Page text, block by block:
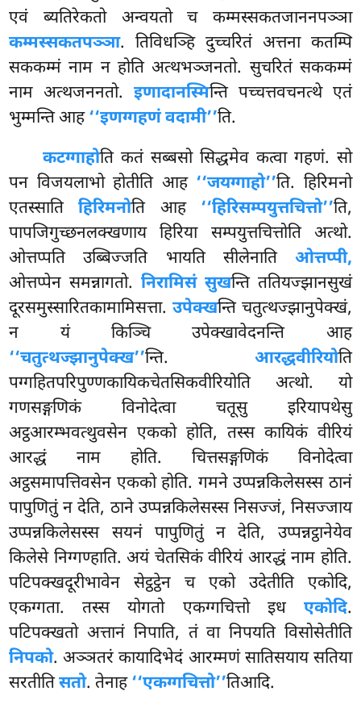
एवं ब्यतिरेकतो अन्वयतो च कम्मस्सकतजाननपञ्ञा
कम्मस्सकतपञ्ञा. तिविधञ्हि दुच्चरितं अत्तना कतम्पि
सककम्मं नाम न होति अत्थभञ्जनतो. सुचरितं सककम्मं
नाम अत्थजननतो. इणादानस्मिन्ति पच्चत्तवचनत्थे एतं
भुम्मन्ति आह‘‘इणग्गहणं वदामी’’ति.
कटग्गाहोति कतं सब्बसो सिद्धमेव कत्वा गहणं. सो
पन विजयलाभो होतीति आह ‘‘जयग्गाहो’’ति. हिरिमनो
एतस्सातिहिरिमनोति आह ‘‘हिरिसम्पयुत्तचित्तो’’ति,
पापजिगुच्छनलक्खणाय हिरिया सम्पयुत्तचित्तोति अत्थो.
ओत्तप्पति उब्बिज्जति भायति सीलेनाति ओत्तप्पी,
ओत्तप्पेन समन्नागतो. निरामिसं सुखन्ति ततियज्झानसुखं
दूरसमुस्सारितकामामिसत्ता. उपेक्खन्ति चतुत्थज्झानुपेक्खं,
न यं किञ्चि उपेक्खावेदनन्ति आह
‘‘चतुत्थज्झानुपेक्ख’’न्ति. आरद्धवीरियोति
पग्गहितपरिपुण्णकायिकचेतसिकवीरियोति अत्थो. यो
गणसङ्गणिकं विनोदेत्वा चतूसु इरियापथेसु
अट्ठआरम्भवत्थुवसेन एकको होति, तस्स कायिकं वीरियं
आरद्धं नाम होति. चित्तसङ्गणिकं विनोदेत्वा
अट्ठसमापत्तिवसेन एकको होति. गमने उप्पन्नकिलेसस्स ठानं
पापुणितुं न देति, ठाने उप्पन्नकिलेसस्स निसज्जं, निसज्जाय
उप्पन्नकिलेसस्स सयनं पापुणितुं न देति, उप्पन्नट्ठानेयेव
किलेसे निग्गण्हाति. अयं चेतसिकं वीरियं आरद्धं नाम होति.
पटिपक्खदूरीभावेन सेट्ठट्ठेन च एको उदेतीति एकोदि,
एकग्गता. तस्स योगतो एकग्गचित्तो इध एकोदि.
पटिपक्खतो अत्तानं निपाति, तं वा निपयति विसोसेतीति
निपको. अञ्ञतरं कायादिभेदं आरम्मणं सातिसयाय सतिया
सरतीतिसतो. तेनाह‘‘एकग्गचित्तो’’तिआदि.